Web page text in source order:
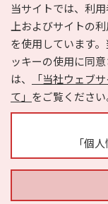
当サイトでは、利
上およびサイトの
を使用しています
ッキーの使用に同
は、
「当社ウェブ
て」 をご覧ください
「個
e-NAVITA（イーナ
利用規約
個
サイトマップ